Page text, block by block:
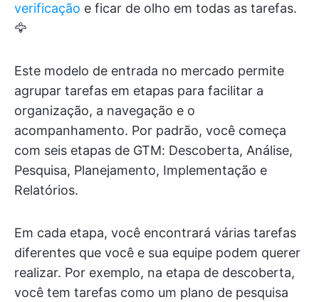
verificação e ficar de olho em todas as tarefas.
🦅
Este modelo de entrada no mercado permite
agrupar tarefas em etapas para facilitar a
organização, a navegação e o
acompanhamento. Por padrão, você começa
com seis etapas de GTM: Descoberta, Análise,
Pesquisa, Planejamento, Implementação e
Relatórios.
Em cada etapa, você encontrará várias tarefas
diferentes que você e sua equipe podem querer
realizar. Por exemplo, na etapa de descoberta,
você tem tarefas como um plano de pesquisa